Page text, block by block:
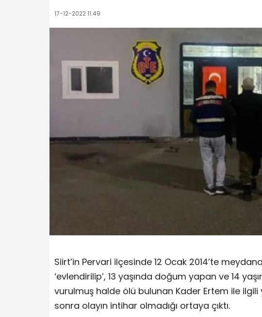
17-12-2022 11:49
Siirt’in Pervari ilçesinde 12 Ocak 2014’te
‘evlendirilip’, 13 yaşında doğum yapan ve 14
vurulmuş halde ölü bulunan Kader Ertem ile
sonra olayın intihar olmadığı ortaya çıktı.